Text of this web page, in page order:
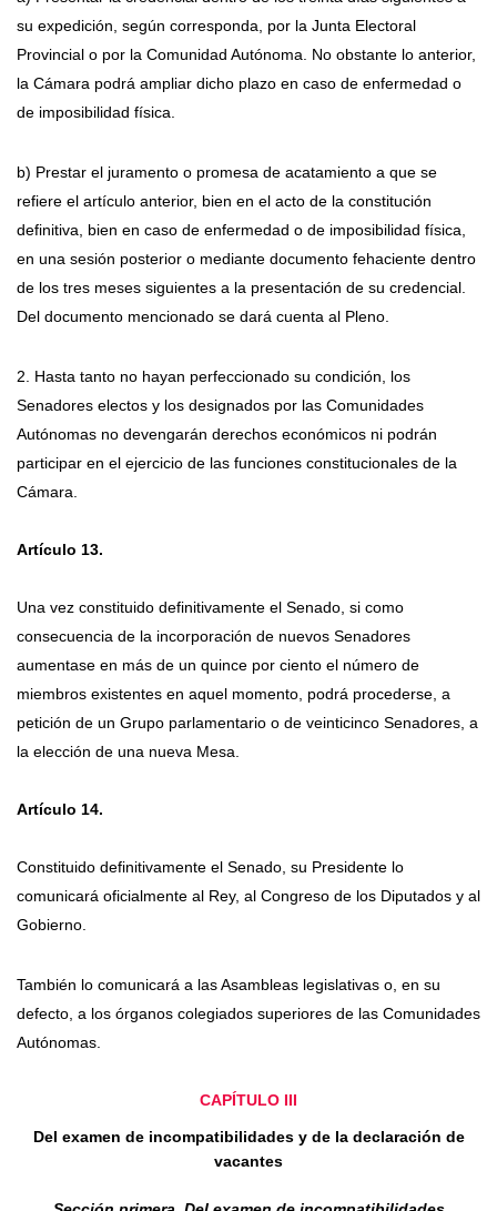
su expedición, según corresponda, por la Junta Electoral
Provincial o por la Comunidad Autónoma. No obstante lo anterior,
la Cámara podrá ampliar dicho plazo en caso de enfermedad o
de imposibilidad física.
b) Prestar el juramento o promesa de acatamiento a que se
refiere el artículo anterior, bien en el acto de la constitución
definitiva, bien en caso de enfermedad o de imposibilidad física,
en una sesión posterior o mediante documento fehaciente dentro
de los tres meses siguientes a la presentación de su credencial.
Del documento mencionado se dará cuenta al Pleno.
2. Hasta tanto no hayan perfeccionado su condición, los
Senadores electos y los designados por las Comunidades
Autónomas no devengarán derechos económicos ni podrán
participar en el ejercicio de las funciones constitucionales de la
Cámara.
Artículo 13.
Una vez constituido definitivamente el Senado, si como
consecuencia de la incorporación de nuevos Senadores
aumentase en más de un quince por ciento el número de
miembros existentes en aquel momento, podrá procederse, a
petición de un Grupo parlamentario o de veinticinco Senadores, a
la elección de una nueva Mesa.
Artículo 14.
Constituido definitivamente el Senado, su Presidente lo
comunicará oficialmente al Rey, al Congreso de los Diputados y al
Gobierno.
También lo comunicará a las Asambleas legislativas o, en su
defecto, a los órganos colegiados superiores de las Comunidades
Autónomas.
CAPÍTULO III
Del examen de incompatibilidades y de la declaración de
vacantes